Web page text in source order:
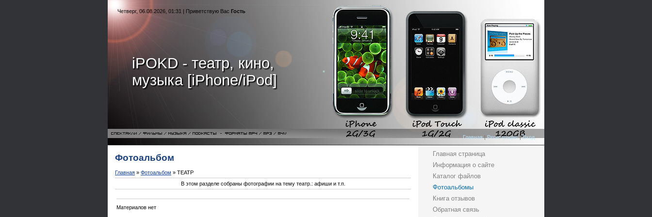
Четверг, 06.08.2026, 01:31 | Приветствую Вас Гость
iPOKD - театр, кино,
музыка [iPhone/iPod]
Главная|Регистрация|Вход
Фотоальбом
Главная » Фотоальбом » ТЕАТР
В этом разделе собраны фотографии на тему театр.: афиши и т.п.
Материалов нет
Главная страница
Информация о сайте
Каталог файлов
Фотоальбомы
Книга отзывов
Обратная связь